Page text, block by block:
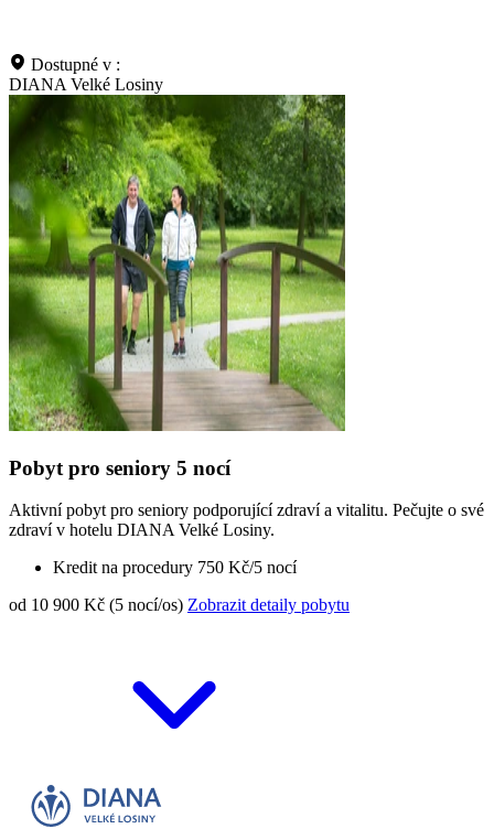
Dostupné v :
DIANA Velké Losiny
Pobyt pro seniory 5 nocí
Aktivní pobyt pro seniory podporující zdraví a vitalitu. Pečujte o své
zdraví v hotelu DIANA Velké Losiny.
Kredit na procedury 750 Kč/5 nocí
od 10 900 Kč (5 nocí/os) Zobrazit detaily pobytu